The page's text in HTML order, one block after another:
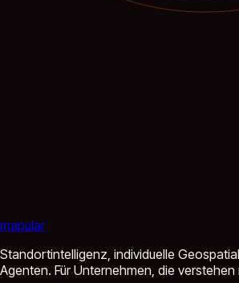
mapular
Standortintelligenz, individuelle
Agenten. Für Unternehmen, die verstehen